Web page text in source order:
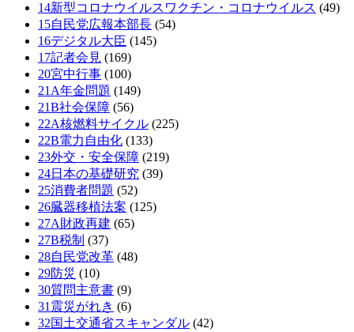
14新型コロナウイルスワクチン・コロナウイルス (49)
15自民党広報本部長 (54)
16デジタル大臣 (145)
17記者会見 (169)
20宮中行事 (100)
21A年金問題 (149)
21B社会保障 (56)
22A核燃料サイクル (225)
22B電力自由化 (133)
23外交・安全保障 (219)
24日本の基礎研究 (39)
25消費者問題 (52)
26臓器移植法案 (125)
27A財政再建 (65)
27B税制 (37)
28自民党改革 (48)
29防災 (10)
30質問主意書 (9)
31震災がれき (6)
32国土交通省スキャンダル (42)